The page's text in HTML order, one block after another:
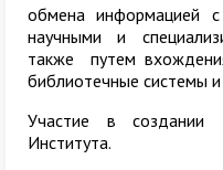
обмена информацией с
научными и
также путем
библиотечные системы
Участие в создании
Института.